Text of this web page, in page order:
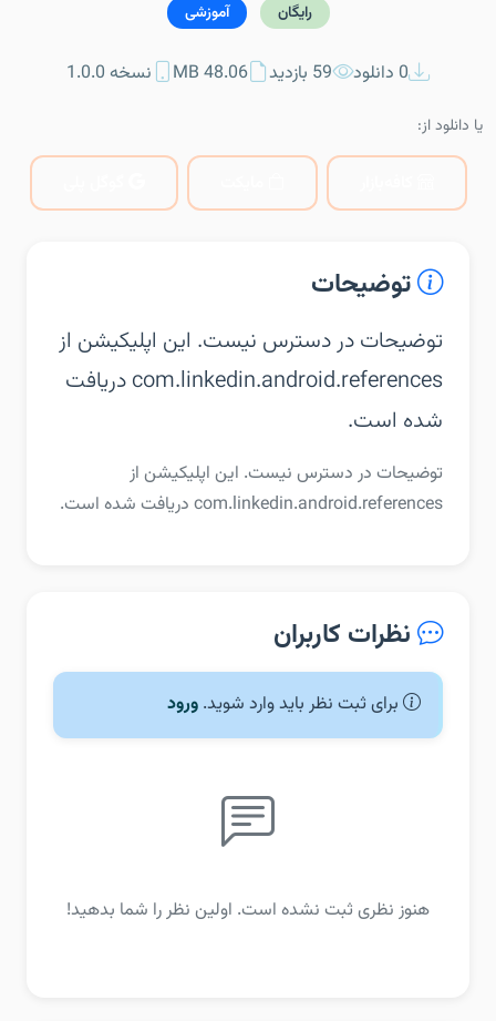
رایگان آموزشی
0 دانلود 59 بازدید 48.06 MB نسخه 1.0.0
یا دانلود از:
توضیحات
توضیحات در دسترس نیست. این اپلیکیشن از
com.linkedin.android.references دریافت
شده است.
توضیحات در دسترس نیست. این اپلیکیشن از
com.linkedin.android.references دریافت شده است.
نظرات کاربران
برای ثبت نظر باید وارد شوید. ورود
هنوز نظری ثبت نشده است. اولین نظر را شما بدهید!